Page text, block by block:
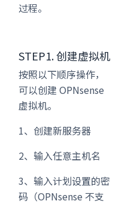
过程。
STEP1. 创建虚拟机
按照以下顺序操作，
可以创建 OPNsense
虚拟机。
1、创建新服务器
2、输入任意主机名
3、输入计划设置的密
码（OPNsense 不支